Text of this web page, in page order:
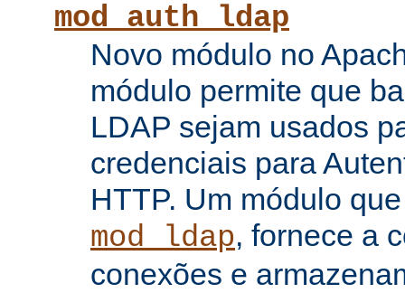
mod_auth_ldap
Novo módulo no
módulo permite que
LDAP sejam usados
credenciais para
HTTP. Um módulo
mod_ldap, fornece a
conexões e